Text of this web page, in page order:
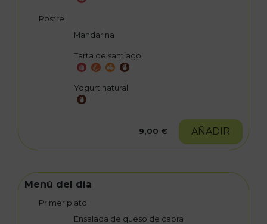
Postre
Mandarina
Tarta de santiago
Yogurt natural
9,00 € AÑADIR
Menú del día
Primer plato
Ensalada de queso de cabra